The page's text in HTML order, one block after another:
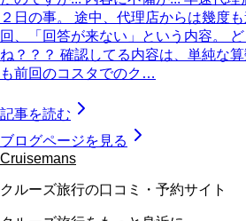
２日の事。 途中、代理店からは幾度
回、「回答が来ない」という内容。
ね？？？ 確認してる内容は、単純な
も前回のコスタでのク…
記事を読む
ブログページを見る
Cruisemans
クルーズ旅行の口コミ・予約サイト